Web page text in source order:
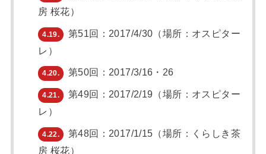
房 桜花）
4.19.
第51回：2017/4/30（場所：オスピター
レ）
4.20. 第50回：2017/3/16・26
4.21.
第49回：2017/2/19（場所：オスピター
レ）
4.22.
第48回：2017/1/15（場所：くらしき茶
房 桜花）